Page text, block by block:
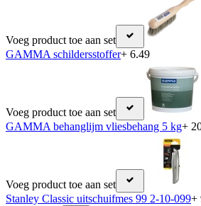
Voeg product toe aan set
GAMMA schildersstoffer+ 6.49
Voeg product toe aan set
GAMMA behanglijm vliesbehang 5 kg+
Voeg product toe aan set
Stanley Classic uitschuifmes 99 2-10-099+